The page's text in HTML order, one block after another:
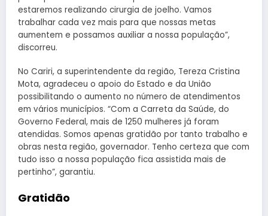
estaremos realizando cirurgia de joelho. Vamos
trabalhar cada vez mais para que nossas metas
aumentem e possamos auxiliar a nossa população”,
discorreu.
No Cariri, a superintendente da região, Tereza Cristina
Mota, agradeceu o apoio do Estado e da União
possibilitando o aumento no número de atendimentos
em vários municípios. “Com a Carreta da Saúde, do
Governo Federal, mais de 1250 mulheres já foram
atendidas. Somos apenas gratidão por tanto trabalho e
obras nesta região, governador. Tenho certeza que com
tudo isso a nossa população fica assistida mais de
pertinho”, garantiu.
Gratidão